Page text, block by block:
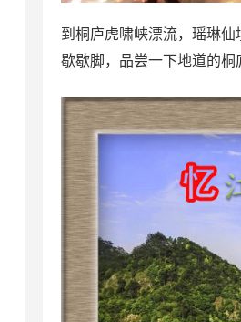
到桐庐虎啸峡漂流，瑶琳
歇歇脚，品尝一下地道的桐